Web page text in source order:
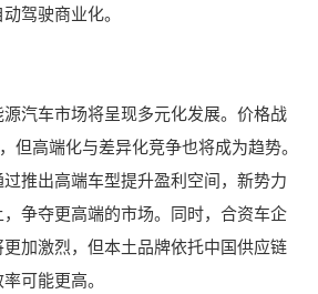
驾驶商业化‌。
汽车市场将呈现多元化发展。价格战
但高端化与差异化竞争也将成为趋势。
推出高端车型提升盈利空间，新势力
争夺更高端的市场。同时，合资车企
加激烈，但本土品牌依托中国供应链
可能更高‌。